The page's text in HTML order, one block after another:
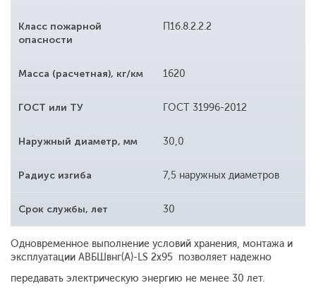
Класс пожарной
опасности
П1б.8.2.2.2
Масса (расчетная), кг/км 1620
ГОСТ или ТУ ГОСТ 31996-2012
Наружный диаметр, мм 30,0
Радиус изгиба 7,5 наружных диаметров
Срок службы, лет 30
Одновременное выполнение условий хранения, монтажа и
эксплуатации АВБШвнг(A)-LS 2x95 позволяет надежно
передавать электрическую энергию не менее 30 лет.